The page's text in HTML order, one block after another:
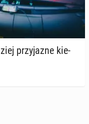
przy­ja­zne kie­